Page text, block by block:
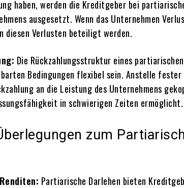
haben, werden die Kreditgeber bei
ausgesetzt. Wenn das Unternehmen
diesen Verlusten beteiligt werden.
Die Rückzahlungsstruktur eines
Bedingungen flexibel sein. Anstelle
an die Leistung des Unternehmens
in schwierigen Zeiten ermöglicht.
zum
Partiarische Darlehen bieten